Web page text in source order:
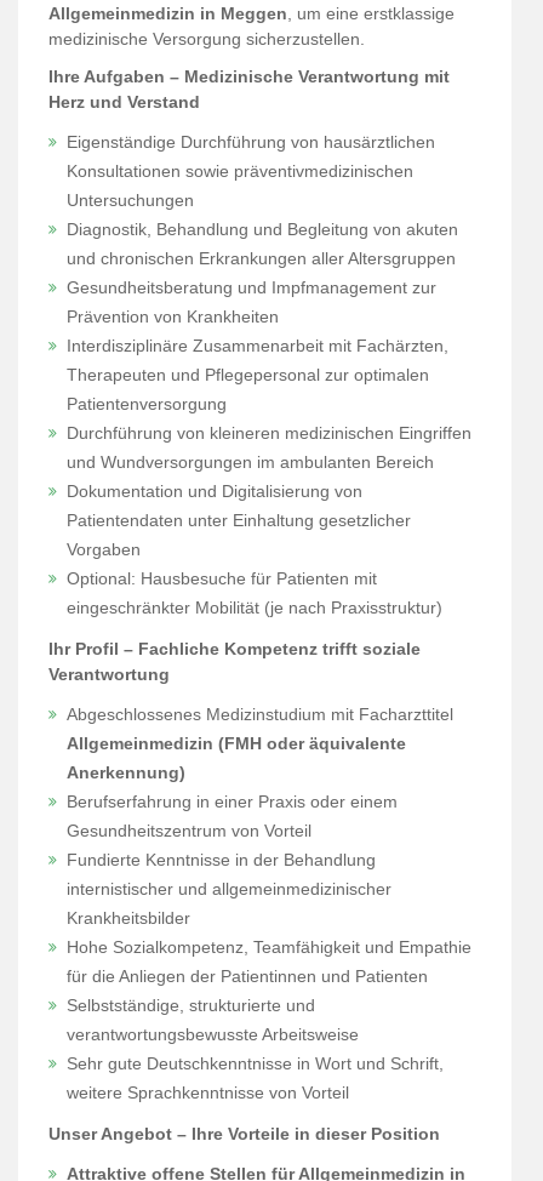
Allgemeinmedizin in Meggen , um eine erstklassige
medizinische Versorgung sicherzustellen.
Ihre Aufgaben – Medizinische Verantwortung mit
Herz und Verstand
Eigenständige Durchführung von hausärztlichen
Konsultationen sowie präventivmedizinischen
Untersuchungen
Diagnostik, Behandlung und Begleitung von akuten
und chronischen Erkrankungen aller Altersgruppen
Gesundheitsberatung und Impfmanagement zur
Prävention von Krankheiten
Interdisziplinäre Zusammenarbeit mit Fachärzten,
Therapeuten und Pflegepersonal zur optimalen
Patientenversorgung
Durchführung von kleineren medizinischen Eingriffen
und Wundversorgungen im ambulanten Bereich
Dokumentation und Digitalisierung von
Patientendaten unter Einhaltung gesetzlicher
Vorgaben
Optional: Hausbesuche für Patienten mit
eingeschränkter Mobilität (je nach Praxisstruktur)
Ihr Profil – Fachliche Kompetenz trifft soziale
Verantwortung
Abgeschlossenes Medizinstudium mit Facharzttitel
Allgemeinmedizin (FMH oder äquivalente
Anerkennung)
Berufserfahrung in einer Praxis oder einem
Gesundheitszentrum von Vorteil
Fundierte Kenntnisse in der Behandlung
internistischer und allgemeinmedizinischer
Krankheitsbilder
Hohe Sozialkompetenz, Teamfähigkeit und Empathie
für die Anliegen der Patientinnen und Patienten
Selbstständige, strukturierte und
verantwortungsbewusste Arbeitsweise
Sehr gute Deutschkenntnisse in Wort und Schrift,
weitere Sprachkenntnisse von Vorteil
Unser Angebot – Ihre Vorteile in dieser Position
Attraktive offene Stellen für Allgemeinmedizin in